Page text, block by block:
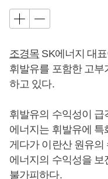
조경목 SK에너지 대
휘발유를 포함한 고
하고 있다.
휘발유의 수익성이
에너지는 휘발유에
게다가 이란산 원유의
에너지의 수익성을 보
불가피하다.